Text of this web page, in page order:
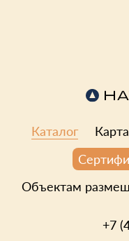
Каталог Карта
Объектам
+7